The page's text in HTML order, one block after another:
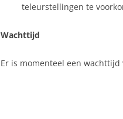
teleurstellingen te
Wachttijd
Er is momenteel een